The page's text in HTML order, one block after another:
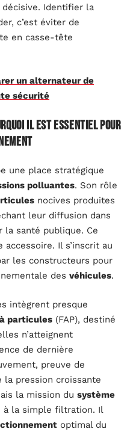
Identifier la
c’est éviter de
en casse-tête
un alternateur de
sécurité
il est essentiel pour
une place stratégique
polluantes. Son rôle
nocives produites
leur diffusion dans
santé publique. Ce
accessoire. Il s’inscrit au
les constructeurs pour
des véhicules.
intègrent presque
particules (FAP), destiné
n’atteignent
de dernière
preuve de
la pression croissante
la mission du système
à la simple filtration. Il
optimal du